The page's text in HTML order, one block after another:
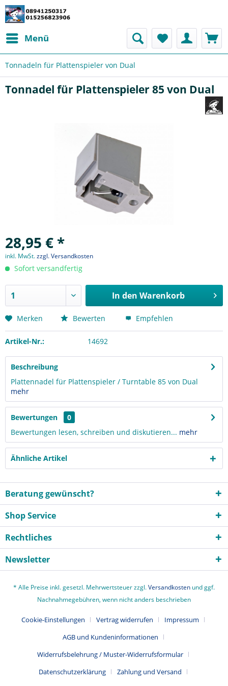
Menü
Tonnadeln für Plattenspieler von Dual
Tonnadel für Plattenspieler 85 von Dual
28,95 € *
inkl. MwSt.zzgl. Versandkosten
Sofort versandfertig
In den Warenkorb
Merken Bewerten Empfehlen
Artikel-Nr.: 14692
Beschreibung
Plattennadel für Plattenspieler / Turntable 85 von Dual
mehr
Bewertungen
0
Bewertungen lesen, schreiben und diskutieren... mehr
Ähnliche Artikel
Beratung gewünscht?
Shop Service
Rechtliches
Newsletter
* Alle Preise inkl. gesetzl. Mehrwertsteuer zzgl.Versandkosten und ggf.
Nachnahmegebühren, wenn nicht anders beschrieben
Cookie-Einstellungen Vertrag widerrufen
Impressum
AGB und Kundeninformationen
Widerrufsbelehrung / Muster-Widerrufsformular
Datenschutzerklärung
Zahlung und Versand